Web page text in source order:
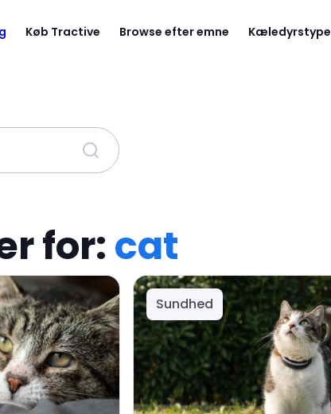
Køb Tractive Browse efter emne Kæledyrstype
for:cat
Sundhed